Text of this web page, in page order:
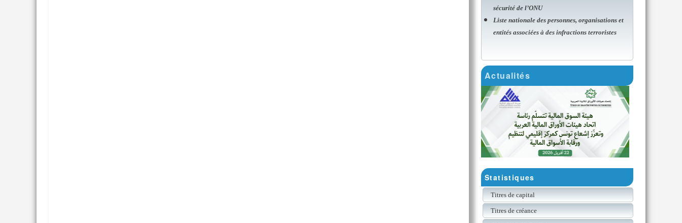
sécurité de l’ONU
Liste nationale des personnes, organisations et
entités associées à des infractions terroristes
Actualités
Statistiques
Titres de capital
Titres de créance